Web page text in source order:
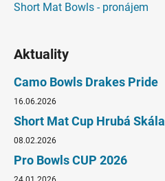
Short Mat Bowls - pronájem
Aktuality
Camo Bowls Drakes Pride
16.06.2026
Short Mat Cup Hrubá Skála
08.02.2026
Pro Bowls CUP 2026